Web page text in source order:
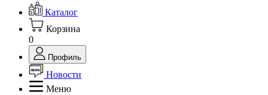
Каталог
Корзина
0
Профиль
Новости
Меню